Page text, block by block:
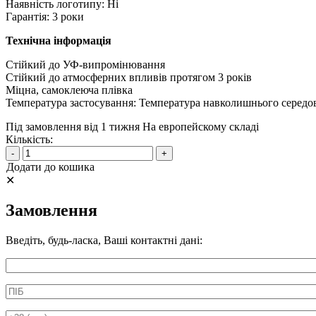
Наявність логотипу: Ні
Гарантія: 3 роки
Технічна інформація
Стійкий до УФ-випромінювання
Стійкий до атмосферних впливів протягом 3 років
Міцна, самоклеюча плівка
Температура застосування: Температура навколишнього
Під замовлення від 1 тижня На европейскому складі
Кількість:
- +
Додати до кошика
✕
Замовлення
Введіть, будь-ласка, Ваші контактні дані:
ПІБ